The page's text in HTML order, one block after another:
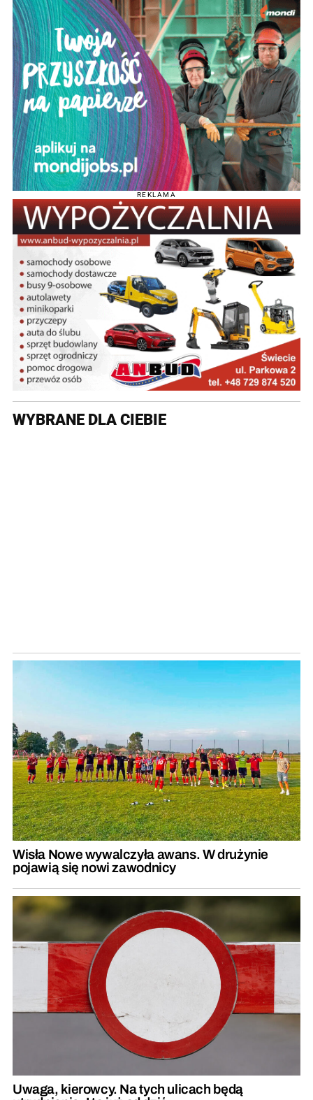
REKLAMA
WYBRANE DLA CIEBIE
Wisła Nowe wywalczyła awans. W drużynie
pojawią się nowi zawodnicy
Uwaga, kierowcy. Na tych ulicach będą